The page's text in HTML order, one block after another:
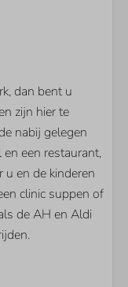
dan bent u
zijn hier te
nabij gelegen
een restaurant,
u en de kinderen
clinic suppen of
de AH en Aldi